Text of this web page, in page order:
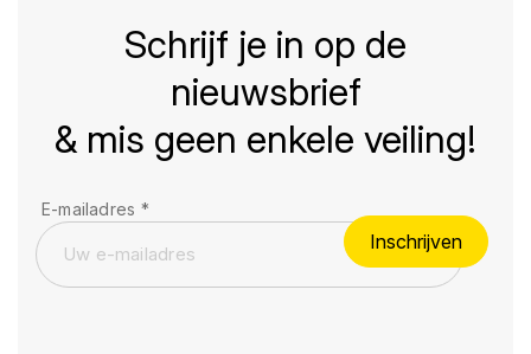
Schrijf je in op de
nieuwsbrief
& mis geen enkele veiling!
E-mailadres *
Inschrijven